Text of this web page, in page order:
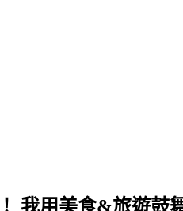
我用美食&旅遊鼓